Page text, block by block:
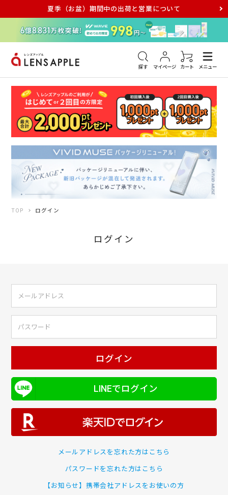
夏季（お盆）期間中の出荷と営業について
探す マイページ カート メニュー
アキュビュー メダリスト メガネ
TOP ログイン
ログイン
ログイン
LINEでログイン
メールアドレスを忘れた方はこちら
パスワードを忘れた方はこちら
【お知らせ】携帯会社アドレスをお使いの方